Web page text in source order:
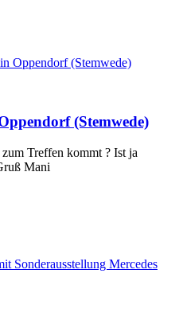
Oppendorf (Stemwede)
(Stemwede)
Treffen kommt ? Ist ja
Mani
Sonderausstellung Mercedes